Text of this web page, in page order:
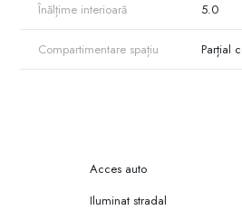
Înălțime interioară 5.0
Compartimentare spațiu Parțial
Acces auto
Iluminat stradal